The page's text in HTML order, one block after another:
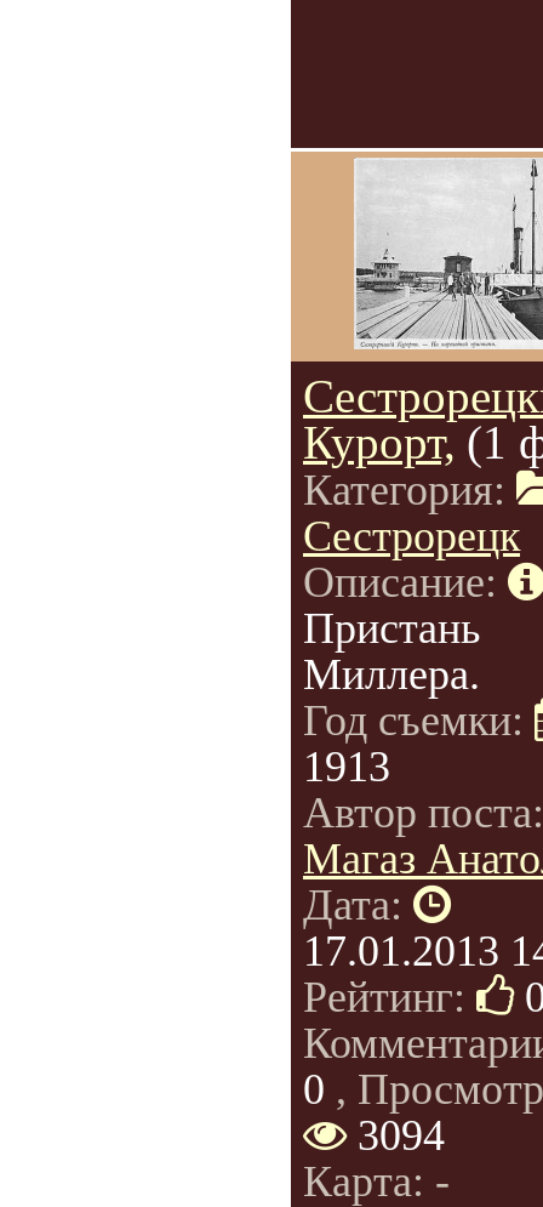
Курорт, (1
Категория:
Сестрорецк
Описание:
Пристань
Миллера.
Год съемки:
1913
Автор
Магаз
Дата:
17.01.2013
Рейтинг:
0 ,
3094
Карта: -